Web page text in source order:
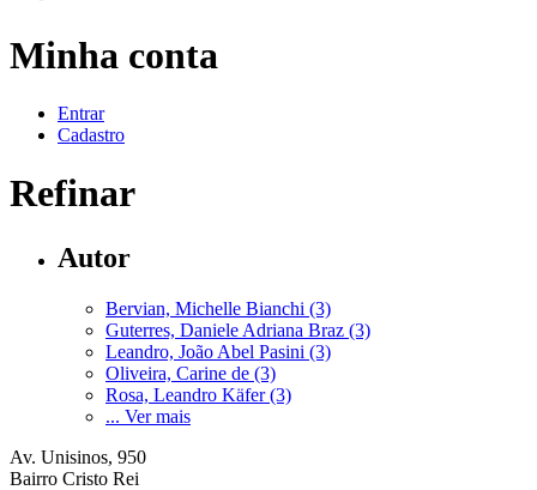
Minha conta
Entrar
Cadastro
Refinar
Autor
Bervian, Michelle Bianchi (3)
Guterres, Daniele Adriana Braz (3)
Leandro, João Abel Pasini (3)
Oliveira, Carine de (3)
Rosa, Leandro Käfer (3)
... Ver mais
Av. Unisinos, 950
Bairro Cristo Rei